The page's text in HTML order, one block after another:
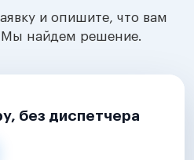
и опишите, что вам
Мы найдем решение.
без диспетчера